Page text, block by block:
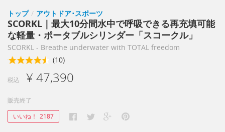
トップ / アウトドア･スポーツ
SCORKL｜最大10分間水中で呼吸できる再充填可能
な軽量・ポータブルシリンダー「スコークル」
SCORKL - Breathe underwater with TOTAL freedom
(10)
税込 ¥ 47,390
販売終了
いいね！ 2187